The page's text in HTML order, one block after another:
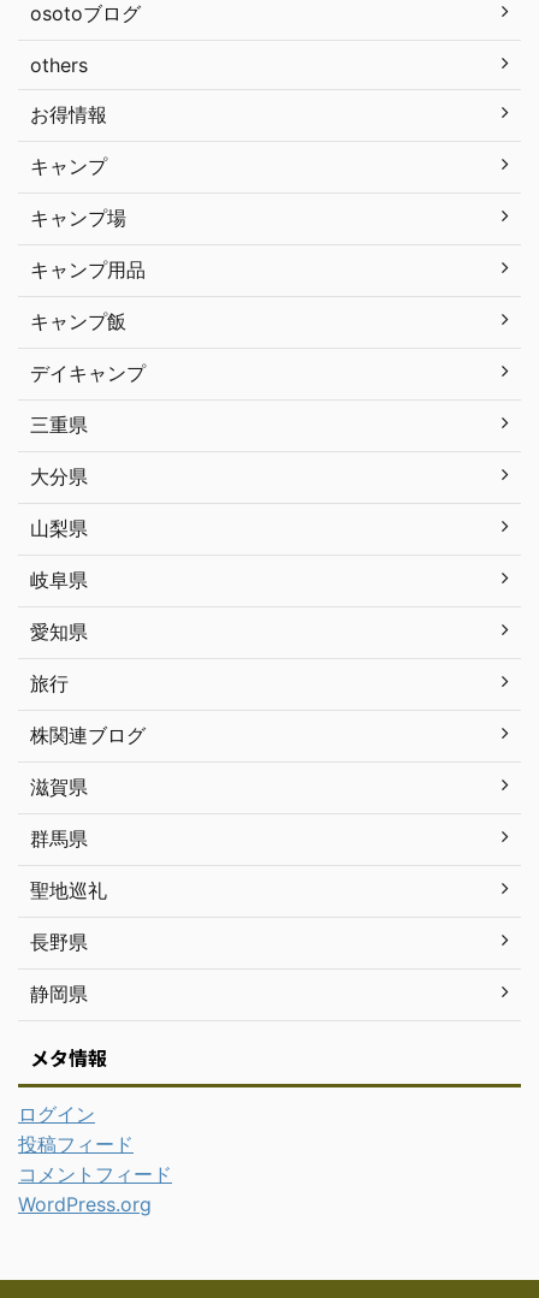
osotoブログ
others
お得情報
キャンプ
キャンプ場
キャンプ用品
キャンプ飯
デイキャンプ
三重県
大分県
山梨県
岐阜県
愛知県
旅行
株関連ブログ
滋賀県
群馬県
聖地巡礼
長野県
静岡県
メタ情報
ログイン
投稿フィード
コメントフィード
WordPress.org